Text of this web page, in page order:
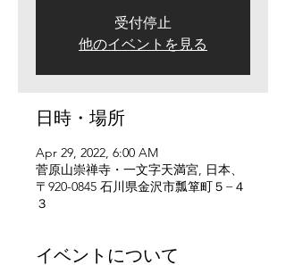
受付停止
他のイベントを見る
日時・場所
Apr 29, 2022, 6:00 AM
菅原山崇禅寺・一文字天満宮, 日本、
〒920-0845 石川県金沢市瓢箪町５−４
３
イベントについて